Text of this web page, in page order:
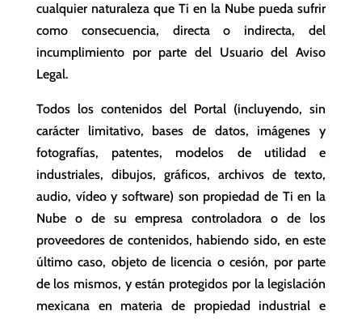
cualquier naturaleza que Ti en la Nube pueda sufrir
como consecuencia, directa o indirecta, del
incumplimiento por parte del Usuario del Aviso
Legal.
Todos los contenidos del Portal (incluyendo, sin
carácter limitativo, bases de datos, imágenes y
fotografías, patentes, modelos de utilidad e
industriales, dibujos, gráficos, archivos de texto,
audio, vídeo y software) son propiedad de Ti en la
Nube o de su empresa controladora o de los
proveedores de contenidos, habiendo sido, en este
último caso, objeto de licencia o cesión, por parte
de los mismos, y están protegidos por la legislación
mexicana en materia de propiedad industrial e